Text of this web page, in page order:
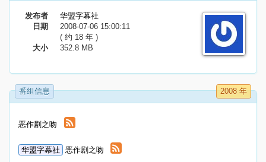
发布者
华盟字幕社
日期
2008-07-06 15:00:11
( 约 18 年 )
大小
352.8 MB
番组信息 2008 年
恶作剧之吻
华盟字幕社 恶作剧之吻